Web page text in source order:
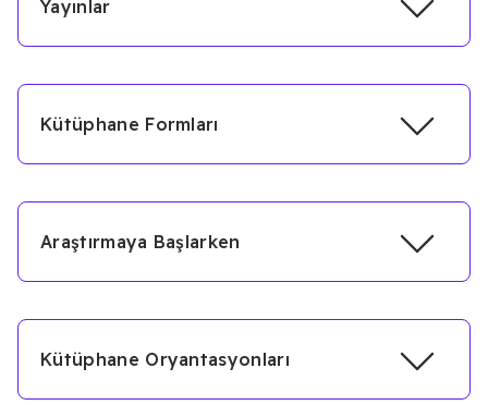
Yayınlar
Kütüphane Formları
Rezerv Birimine Kitap Aktarma Formu
Araştırmaya Başlarken
Kütüphane Oryantasyonları